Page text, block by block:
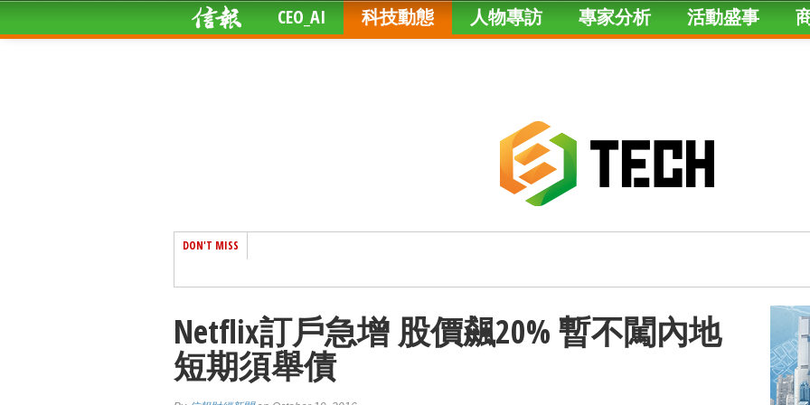
CEO_AI 科技動態 人物專訪 專家分析 活動盛事
DON'T MISS
Netflix訂戶急增 股價飆20% 暫不闖內地
短期須舉債